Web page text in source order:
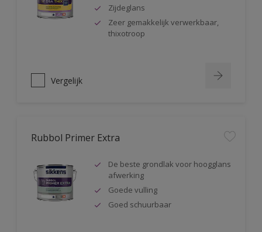
Zijdeglans
Zeer gemakkelijk verwerkbaar,
thixotroop
Vergelijk
Rubbol Primer Extra
De beste grondlak voor hoogglans
afwerking
Goede vulling
Goed schuurbaar